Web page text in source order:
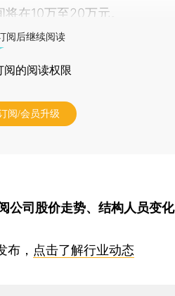
在10万至20万元。
阅后继续阅读
阅的阅读权限
阅/会员升级
公司股价走势、结构人员变化
， 点击了解行业动态